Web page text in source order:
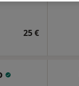
25 €